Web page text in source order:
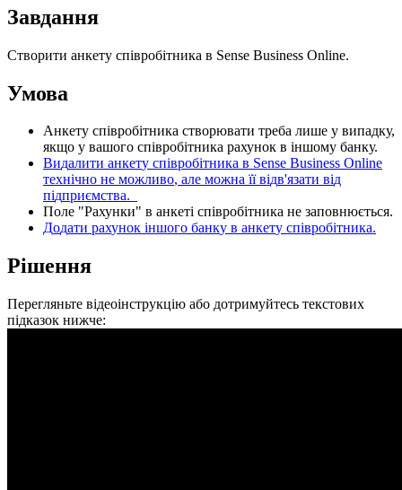
Завдання
Створити анкету співробітника в Sense Business Online.
Умова
Анкету співробітника створювати треба лише у випадку,
якщо у вашого співробітника рахунок в іншому банку.
Видалити анкету співробітника в Sense Business Online
технічно не можливо, але можна її відв'язати від
підприємства.
Поле "Рахунки" в анкеті співробітника не заповнюється.
Додати рахунок іншого банку в анкету співробітника.
Рішення
Перегляньте відеоінструкцію або дотримуйтесь текстових
підказок нижче: